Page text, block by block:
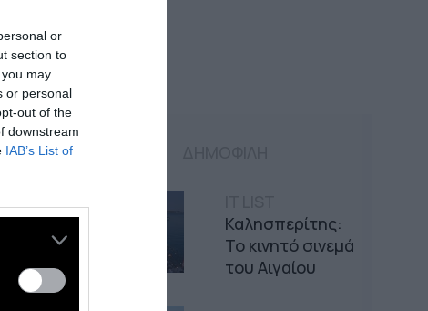
or
section to
may
or personal
out of the
downstream
IAB’s List of
Καλησπερίτης:
Το κινητό σινεμά
του Αιγαίου